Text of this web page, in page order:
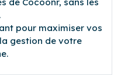
de Cocoonr, sans les
pour maximiser vos
gestion de votre